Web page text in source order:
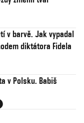
v barvě. Jak vypadal
diktátora Fidela
v Polsku. Babiš